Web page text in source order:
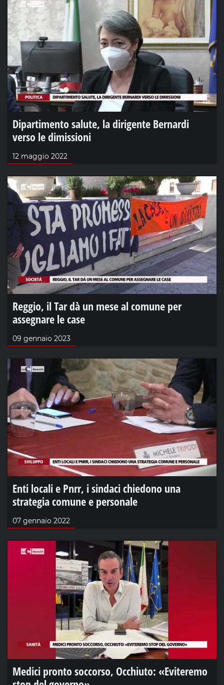
Dipartimento salute, la dirigente Bernardi
verso le dimissioni
12 maggio 2022
Reggio, il Tar dà un mese al comune per
assegnare le case
09 gennaio 2023
Enti locali e Pnrr, i sindaci chiedono una
strategia comune e personale
07 gennaio 2022
Medici pronto soccorso, Occhiuto: «Eviteremo